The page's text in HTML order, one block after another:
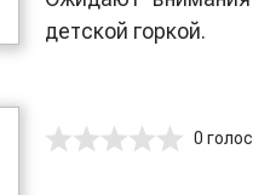
детской горкой.
0